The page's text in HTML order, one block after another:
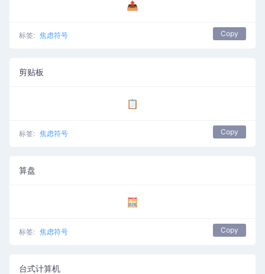
📤
标签: 焦虑符号 Copy
剪贴板
📋
标签: 焦虑符号 Copy
算盘
🧮
标签: 焦虑符号 Copy
台式计算机